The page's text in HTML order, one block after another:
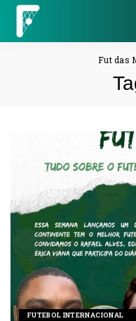
Fut das
FUTEBOL INTERNACIONAL